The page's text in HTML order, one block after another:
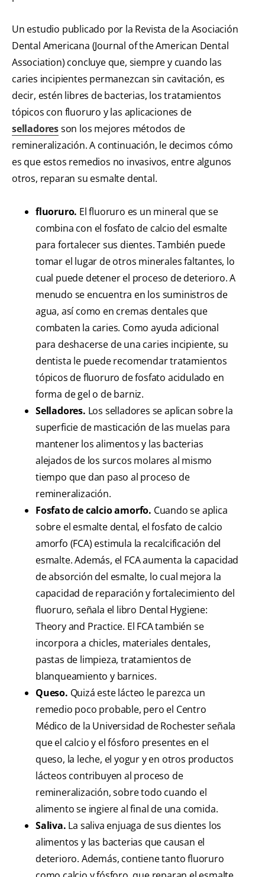
Un estudio publicado por la Revista de la Asociación
Dental Americana (Journal of the American Dental
Association) concluye que, siempre y cuando las
caries incipientes permanezcan sin cavitación, es
decir, estén libres de bacterias, los tratamientos
tópicos con fluoruro y las aplicaciones de
selladoresson los mejores métodos de
remineralización. A continuación, le decimos cómo
es que estos remedios no invasivos, entre algunos
otros, reparan su esmalte dental.
fluoruro. El fluoruro es un mineral que se
combina con el fosfato de calcio del esmalte
para fortalecer sus dientes. También puede
tomar el lugar de otros minerales faltantes, lo
cual puede detener el proceso de deterioro. A
menudo se encuentra en los suministros de
agua, así como en cremas dentales que
combaten la caries. Como ayuda adicional
para deshacerse de una caries incipiente, su
dentista le puede recomendar tratamientos
tópicos de fluoruro de fosfato acidulado en
forma de gel o de barniz.
Selladores. Los selladores se aplican sobre la
superficie de masticación de las muelas para
mantener los alimentos y las bacterias
alejados de los surcos molares al mismo
tiempo que dan paso al proceso de
remineralización.
Fosfato de calcio amorfo. Cuando se aplica
sobre el esmalte dental, el fosfato de calcio
amorfo (FCA) estimula la recalcificación del
esmalte. Además, el FCA aumenta la capacidad
de absorción del esmalte, lo cual mejora la
capacidad de reparación y fortalecimiento del
fluoruro, señala el libro Dental Hygiene:
Theory and Practice. El FCA también se
incorpora a chicles, materiales dentales,
pastas de limpieza, tratamientos de
blanqueamiento y barnices.
Queso. Quizá este lácteo le parezca un
remedio poco probable, pero el Centro
Médico de la Universidad de Rochester señala
que el calcio y el fósforo presentes en el
queso, la leche, el yogur y en otros productos
lácteos contribuyen al proceso de
remineralización, sobre todo cuando el
alimento se ingiere al final de una comida.
Saliva. La saliva enjuaga de sus dientes los
alimentos y las bacterias que causan el
deterioro. Además, contiene tanto fluoruro